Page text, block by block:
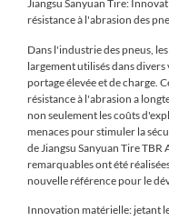
Jiangsu Sanyuan Tire:
résistance à l'abrasion des
Dans l'industrie des pneus,
largement utilisés dans
portage élevée et de charge.
résistance à l'abrasion a
non seulement les coûts
menaces pour stimuler la
de Jiangsu Sanyuan Tire TBR
remarquables ont été
nouvelle référence pour le
Innovation matérielle: jetant